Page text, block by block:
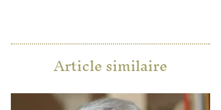
Article similaire